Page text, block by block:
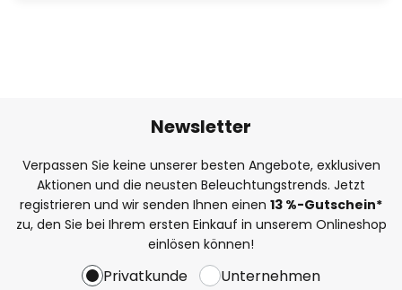
Newsletter
Verpassen Sie keine unserer besten Angebote, exklusiven
Aktionen und die neusten Beleuchtungstrends. Jetzt
registrieren und wir senden Ihnen einen 13 %-Gutschein*
zu, den Sie bei Ihrem ersten Einkauf in unserem Onlineshop
einlösen können!
Privatkunde Unternehmen